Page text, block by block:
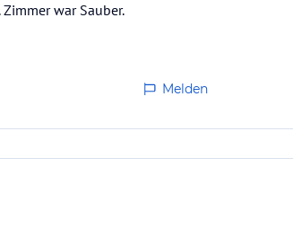
war Sauber.
Melden